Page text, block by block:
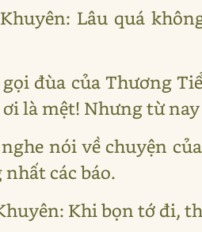
Lâu quá
gọi đùa của Thương
là mệt! Nhưng từ
nói về chuyện
các báo.
Khi bọn tớ đi,